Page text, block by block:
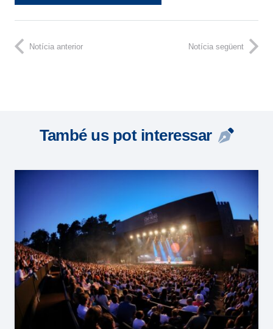
Notícia anterior Notícia següent
També us pot interessar